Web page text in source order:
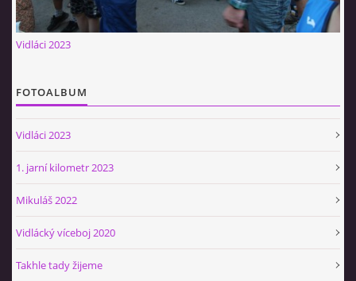
Vidláci 2023
FOTOALBUM
Vidláci 2023
1. jarní kilometr 2023
Mikuláš 2022
Vidlácký víceboj 2020
Takhle tady žijeme